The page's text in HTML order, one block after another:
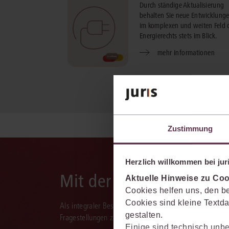
Zustimmung
Herzlich willkommen bei
Aktuelle Hinweise zu
Cookies helfen uns, den
Cookies sind kleine
gestalten.
Einige sind technisch
Durch ständige Aktualisierung
behalten Sie neue
im komplexen und weiten Feld
Energierechts stets im Blick.
mehr Informationen
Mit der juris KI-Suite
Als integraler Bestandteil des juris Portals unterstützt
Fragestellungen zu recherchieren, zu analysieren,